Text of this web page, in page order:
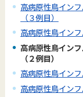
高病原性鳥イン
（３例目）
高病原性鳥イン
高病原性鳥イン
（２例目）
高病原性鳥イン
高病原性鳥イン